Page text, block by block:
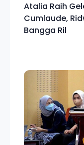
Atalia Raih
Cumlaude,
Bangga Ril